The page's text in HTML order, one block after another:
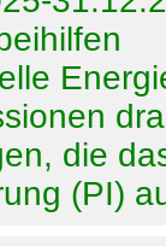
die
(PI)